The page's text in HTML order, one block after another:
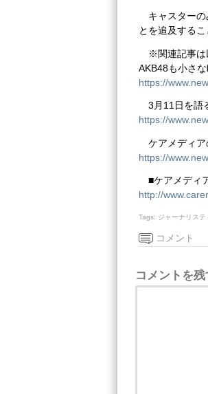
キャスター
とを追及する
※関連記事は
AKB48も小さ
https://
3月11日を語
https://
ケアメディ
https://
■ケアメディ
http://
Tags: ジャーナリス
コメント
コメントを残